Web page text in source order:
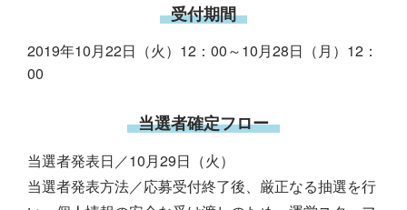
受付期間
2019年10月22日（火）12：00～10月28日（月）12：
00
当選者確定フロー
当選者発表日／10月29日（火）
当選者発表方法／応募受付終了後、厳正なる抽選を行